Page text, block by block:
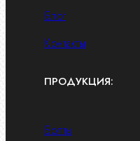
Блог
Контакты
ПРОДУКЦИЯ:
Болты